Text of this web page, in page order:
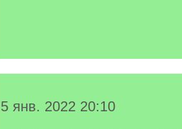
5 янв. 2022 20:10